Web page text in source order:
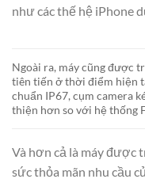
như các thế hệ iPhone
Ngoài ra, máy cũng được
tiên tiến ở thời điểm hiện
chuẩn IP67, cụm camera
thiện hơn so với hệ thống
Và hơn cả là máy được
sức thỏa mãn nhu cầu